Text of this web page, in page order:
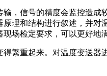
，信号的精度会监控造
理和结构进行叙述，并
场检定要求，可以更好地
繁重起来。对温度变送